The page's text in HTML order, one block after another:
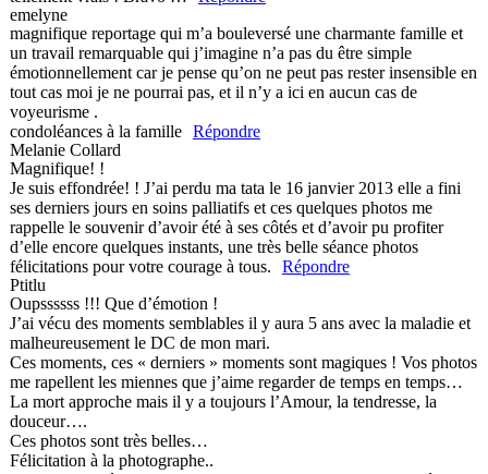
emelyne
magnifique reportage qui m’a bouleversé une charmante famille et
un travail remarquable qui j’imagine n’a pas du être simple
émotionnellement car je pense qu’on ne peut pas rester insensible en
tout cas moi je ne pourrai pas, et il n’y a ici en aucun cas de
voyeurisme .
condoléances à la famille Répondre
Melanie Collard
Magnifique! !
Je suis effondrée! ! J’ai perdu ma tata le 16 janvier 2013 elle a fini
ses derniers jours en soins palliatifs et ces quelques photos me
rappelle le souvenir d’avoir été à ses côtés et d’avoir pu profiter
d’elle encore quelques instants, une très belle séance photos
félicitations pour votre courage à tous.
Répondre
Ptitlu
Oupssssss !!! Que d’émotion !
J’ai vécu des moments semblables il y aura 5 ans avec la maladie et
malheureusement le DC de mon mari.
Ces moments, ces « derniers » moments sont magiques ! Vos photos
me rapellent les miennes que j’aime regarder de temps en temps…
La mort approche mais il y a toujours l’Amour, la tendresse, la
douceur….
Ces photos sont très belles…
Félicitation à la photographe..